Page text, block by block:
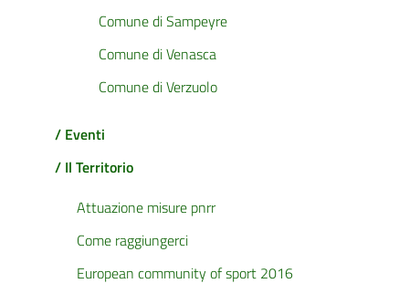
Comune di Sampeyre
Comune di Venasca
Comune di Verzuolo
/ Eventi
/ Il Territorio
Attuazione misure pnrr
Come raggiungerci
European community of sport 2016